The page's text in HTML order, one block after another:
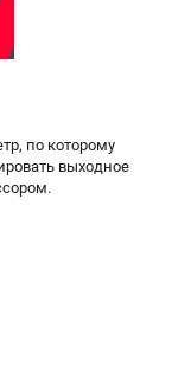
по которому
выходное